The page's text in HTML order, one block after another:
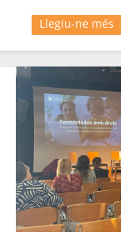
Llegiu-ne més